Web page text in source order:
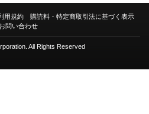
国交省航空局 実績 エアバス 伊丹空港
用規約
購読料・特定商取引法に基づく表示
お問い合わせ
All Rights Reserved